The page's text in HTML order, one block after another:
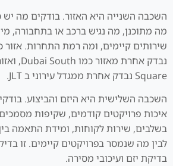
השכבה השנייה היא האזור. בודקים מה יש
מה מתוכנן, מה נגיש ברכב או בתחבורה, מי
Square נבדק אחרת ממגדל עירוני ב JLT.
השכבה השלישית היא היזם והביצוע.
איכות פרויקטים קודמים, שקיפות
בשלבים, שירות לקוחות, ומידת התאמה
לבין מה שנמסר בפרויקטים קיימים. זו
בדיקת יזם ועיכובי מסירה.